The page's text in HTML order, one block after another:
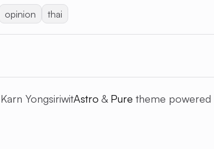
opinion thai
YongsiriwitAstro & Pure theme powered